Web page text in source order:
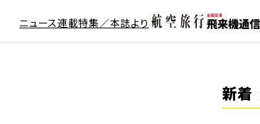
ニュース連載特集／本誌より
新着